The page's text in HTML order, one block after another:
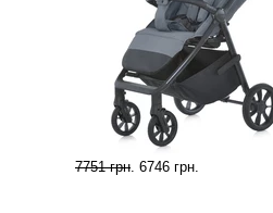
7751 грн. 6746 грн.